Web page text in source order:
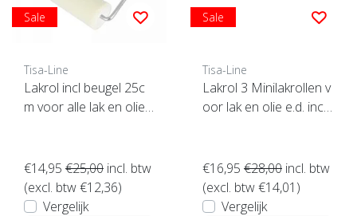
Sale
Tisa-Line
Lakrol incl beugel 25c
m voor alle lak en olie
€14,95 €25,00 incl. btw
(excl. btw €12,36)
Vergelijk
Sale
Tisa-Line
Lakrol 3 Minilakrollen v
oor lak en olie e.d. incl
€16,95 €28,00 incl. btw
(excl. btw €14,01)
Vergelijk